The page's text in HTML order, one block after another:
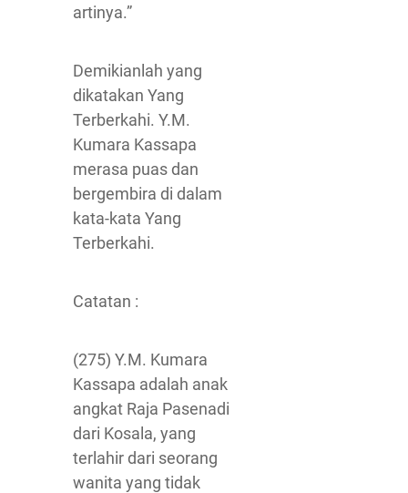
artinya.”
Demikianlah yang
dikatakan Yang
Terberkahi. Y.M.
Kumara Kassapa
merasa puas dan
bergembira di dalam
kata-kata Yang
Terberkahi.
Catatan :
(275) Y.M. Kumara
Kassapa adalah anak
angkat Raja Pasenadi
dari Kosala, yang
terlahir dari seorang
wanita yang tidak